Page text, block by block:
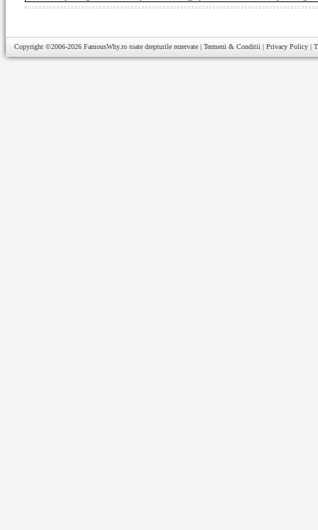
Copyright ©2006-2026 FamousWhy.ro toate drepturile rezervate | Termeni & Conditii | Privacy Policy |